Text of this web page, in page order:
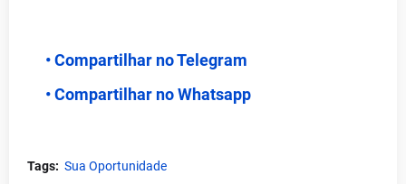
• Compartilhar no Telegram
• Compartilhar no Whatsapp
Tags: Sua Oportunidade